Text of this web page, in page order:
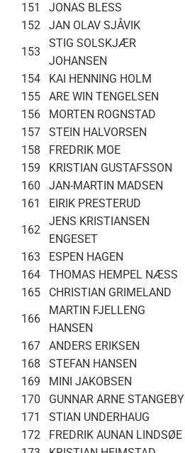
151
JONAS BLESS
152
JAN OLAV SJÅVIK
153
STIG SOLSKJÆR
JOHANSEN
154
KAI HENNING HOLM
155
ARE WIN TENGELSEN
156
MORTEN ROGNSTAD
157
STEIN HALVORSEN
158
FREDRIK MOE
159
KRISTIAN GUSTAFSSON
160
JAN-MARTIN MADSEN
161
EIRIK PRESTERUD
162
JENS KRISTIANSEN
ENGESET
163
ESPEN HAGEN
164
THOMAS HEMPEL NÆSS
165
CHRISTIAN GRIMELAND
166
MARTIN FJELLENG
HANSEN
167
ANDERS ERIKSEN
168
STEFAN HANSEN
169
MINI JAKOBSEN
170
GUNNAR ARNE STANGEBY
171
STIAN UNDERHAUG
172
FREDRIK AUNAN LINDSØE